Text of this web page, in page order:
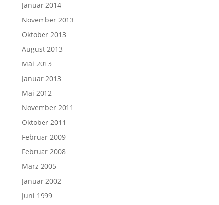
Januar 2014
November 2013
Oktober 2013
August 2013
Mai 2013
Januar 2013
Mai 2012
November 2011
Oktober 2011
Februar 2009
Februar 2008
März 2005
Januar 2002
Juni 1999